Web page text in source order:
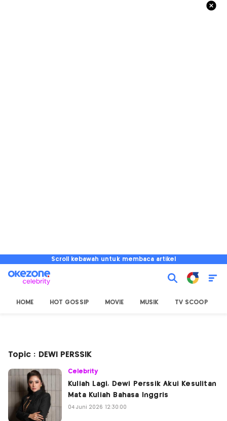
Scroll kebawah untuk membaca artikel
HOME HOT GOSSIP MOVIE MUSIK TV SCOOP
Topic : DEWI PERSSIK
Celebrity
Kuliah Lagi, Dewi Perssik Akui Kesulitan
Mata Kuliah Bahasa Inggris
04 Juni 2026 12:30:00